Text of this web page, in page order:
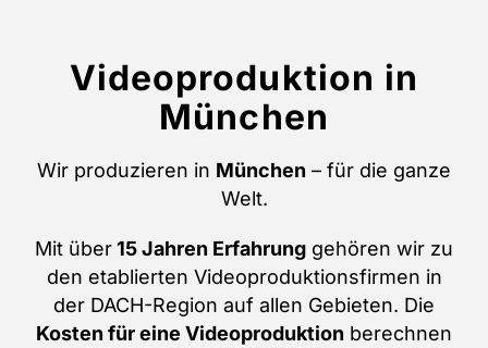
Videoproduktion in
München
Wir produzieren in München – für die ganze
Welt.
Mit über15 Jahren Erfahrung gehören wir zu
den etablierten Videoproduktionsfirmen in
der DACH-Region auf allen Gebieten. Die
Kosten für eine Videoproduktion berechnen